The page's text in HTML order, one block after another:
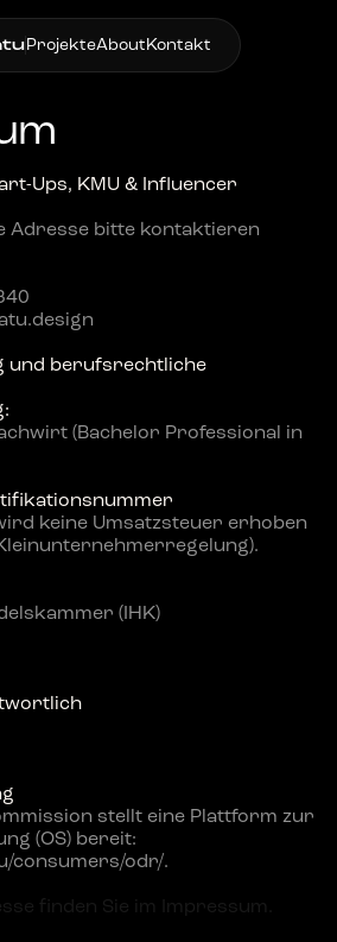
Ups, KMU & Influencer
Adresse bitte kontaktieren
und berufsrechtliche
(Bachelor Professional in
keine Umsatzsteuer erhoben
(IHK)
stellt eine Plattform zur
(OS) bereit:
consumers/odr/.
finden Sie im Impressum.
ProjekteAbout Kontakt